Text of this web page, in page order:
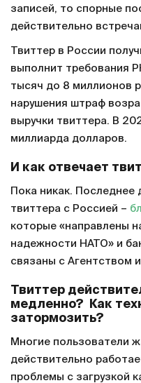
записей, то спорные
действительно
Твиттер в России
выполнит требования
тысяч до 8 миллионов
нарушения штраф
выручки твиттера. В
миллиарда долларов.
И как отвечает
Пока никак. Последнее
твиттера с Россией –
которые «направлены
надежности НАТО» и
связаны с Агентством
Твиттер
медленно? Как
затормозить?
Многие пользователи
действительно
проблемы с загрузкой